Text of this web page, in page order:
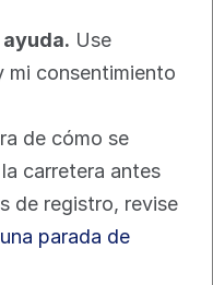
Use
mi consentimiento
de cómo se
carretera antes
parada de